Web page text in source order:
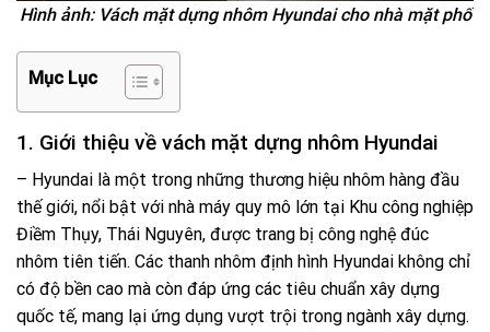
Hình ảnh: Vách mặt dựng nhôm Hyundai cho nhà mặt phố
Mục Lục
1. Giới thiệu về vách mặt dựng nhôm Hyundai
– Hyundai là một trong những thương hiệu nhôm hàng đầu
thế giới, nổi bật với nhà máy quy mô lớn tại Khu công nghiệp
Điềm Thụy, Thái Nguyên, được trang bị công nghệ đúc
nhôm tiên tiến. Các thanh nhôm định hình Hyundai không chỉ
có độ bền cao mà còn đáp ứng các tiêu chuẩn xây dựng
quốc tế, mang lại ứng dụng vượt trội trong ngành xây dựng.